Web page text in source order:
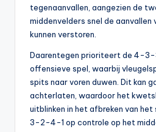
tegenaanvallen, aangezien de
middenvelders snel de
kunnen verstoren.
Daarentegen prioriteert de 4-
offensieve spel, waarbij
spits naar voren duwen. Dit kan
achterlaten, waardoor het
uitblinken in het afbreken van het
3-2-4-1 op controle op het